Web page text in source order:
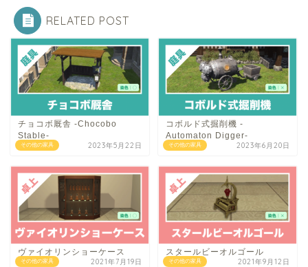
RELATED POST
その他の家具
チョコボ厩舎 -Chocobo
Stable-
2023年5月22日 その他の家具
コボルド式掘削機 -
Automaton Digger-
2023年6月20日
その他の家具
ヴァイオリンショーケース
2021年7月19日 その他の家具
スタールビーオルゴール
2021年9月12日